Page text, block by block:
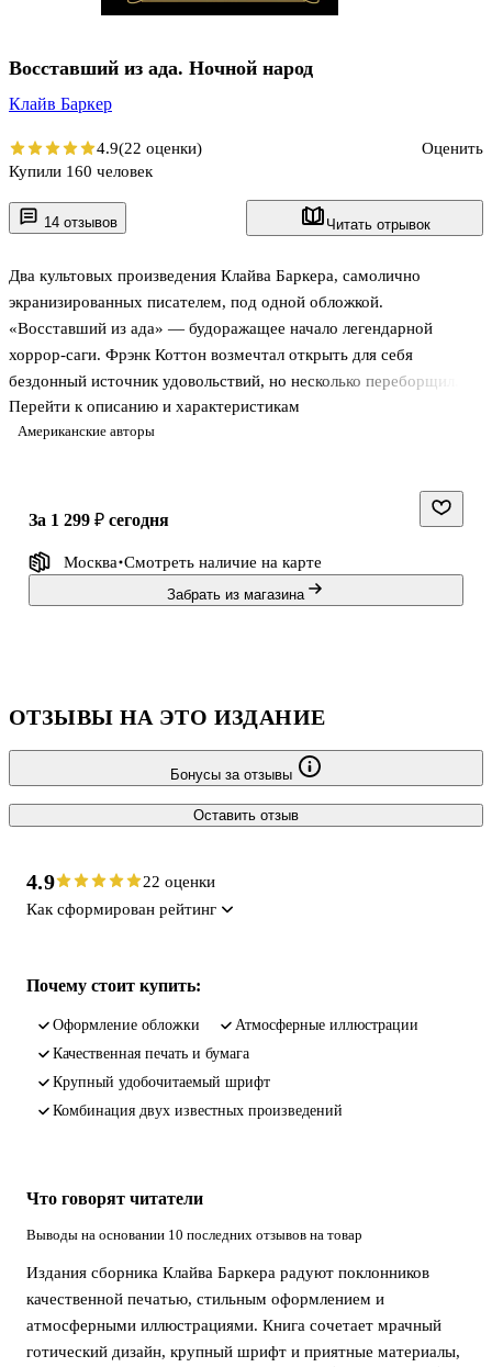
14 отзывов Читать отрывок
Американские авторы
Два культовых произведения Клайва Баркера, самолично
экранизированных писателем, под одной обложкой.
«Восставший из ада» — будоражащее начало легендарной
хоррор-саги. Фрэнк Коттон возмечтал открыть для себя
бездонный источник удовольствий, но несколько переборщил.
Кто же мог знать, что в некоторых мирах наивысшей формой
удовольствия считаются запредельные страдания? А ведь самые
искупление. Неустойчивая психика внушает юноше Буну, что он
попасть в загадочный город, где якобы находят утешение даже
вконец пропащие. Но город
Перейти к описанию и характеристикам
Восставший из ада. Ночной народ
Клайв Баркер
4.9(22 оценки)
Оценить
Купили 160 человек
за 1 299 ₽ сегодня
Москва Смотреть наличие на карте
Забрать из магазина
ОТЗЫВЫ НА ЭТО ИЗДАНИЕ
Бонусы за отзывы
Оставить отзыв
4.9
22 оценки
Как сформирован рейтинг
Почему стоит купить:
Оформление обложки
Атмосферные иллюстрации
Качественная печать и бумага
Крупный удобочитаемый шрифт
Комбинация двух известных произведений
Что говорят читатели
Выводы на основании 10 последних отзывов на товар
Издания сборника Клайва Баркера радуют поклонников
качественной печатью, стильным оформлением и
атмосферными иллюстрациями. Книга сочетает мрачный
готический дизайн, крупный шрифт и приятные материалы,